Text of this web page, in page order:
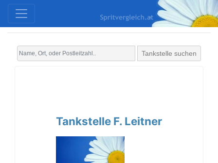
Tankstelle suchen
Tankstelle F. Leitner